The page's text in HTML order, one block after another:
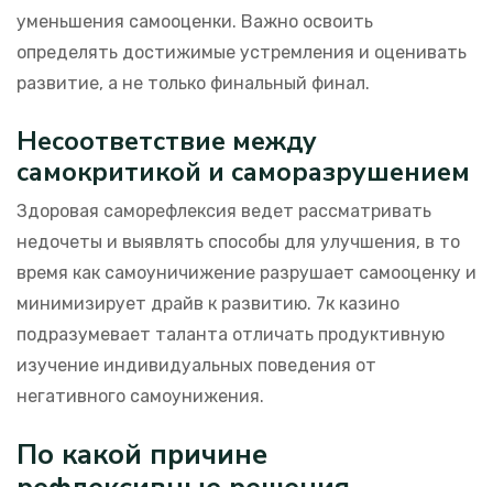
уменьшения самооценки. Важно освоить
определять достижимые устремления и оценивать
развитие, а не только финальный финал.
Несоответствие между
самокритикой и саморазрушением
Здоровая саморефлексия ведет рассматривать
недочеты и выявлять способы для улучшения, в то
время как самоуничижение разрушает самооценку и
минимизирует драйв к развитию. 7к казино
подразумевает таланта отличать продуктивную
изучение индивидуальных поведения от
негативного самоунижения.
По какой причине